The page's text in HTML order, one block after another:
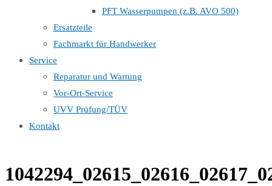
PFT Wasserpumpen (z.B. AVO 500)
Ersatzteile
Fachmarkt für Handwerker
Service
Reparatur und Wartung
Vor-Ort-Service
UVV Prüfung/TÜV
Kontakt